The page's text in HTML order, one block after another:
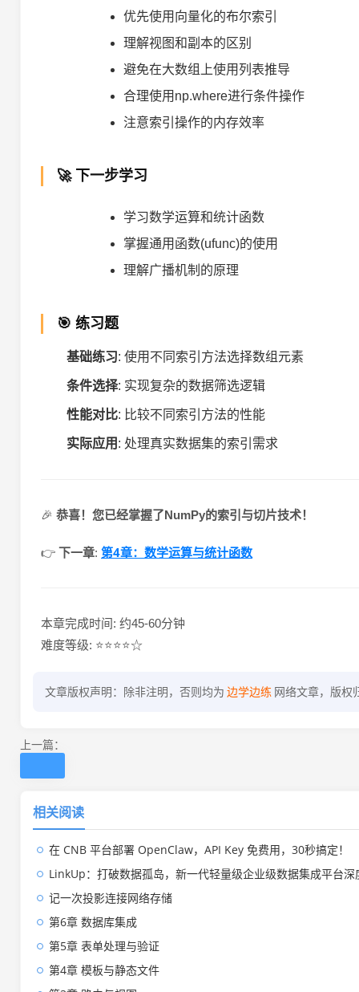
优先使用向量化的布尔索引
理解视图和副本的区别
避免在大数组上使用列表推导
合理使用np.where进行条件操作
注意索引操作的内存效率
🚀 下一步学习
学习数学运算和统计函数
掌握通用函数(ufunc)的使用
理解广播机制的原理
🎯 练习题
基础练习: 使用不同索引方法选择数组元素
条件选择: 实现复杂的数据筛选逻辑
性能对比: 比较不同索引方法的性能
实际应用 : 处理真实数据集的索引需求
🎉 恭喜！您已经掌握了NumPy的索引与切片技术！
👉 下一章: 第4章：数学运算与统计函数
本章完成时间: 约45-60分钟
难度等级: ⭐⭐⭐⭐☆
文章版权声明：除非注明，否则均为 边学边练 网络文章，版权
上一篇：
相关阅读
在 CNB 平台部署 OpenClaw，API Key 免费用，30秒搞定！
LinkUp：打破数据孤岛，新一代轻量级企业级数据集成平台深
记一次投影连接网络存储
第6章 数据库集成
第5章 表单处理与验证
第4章 模板与静态文件